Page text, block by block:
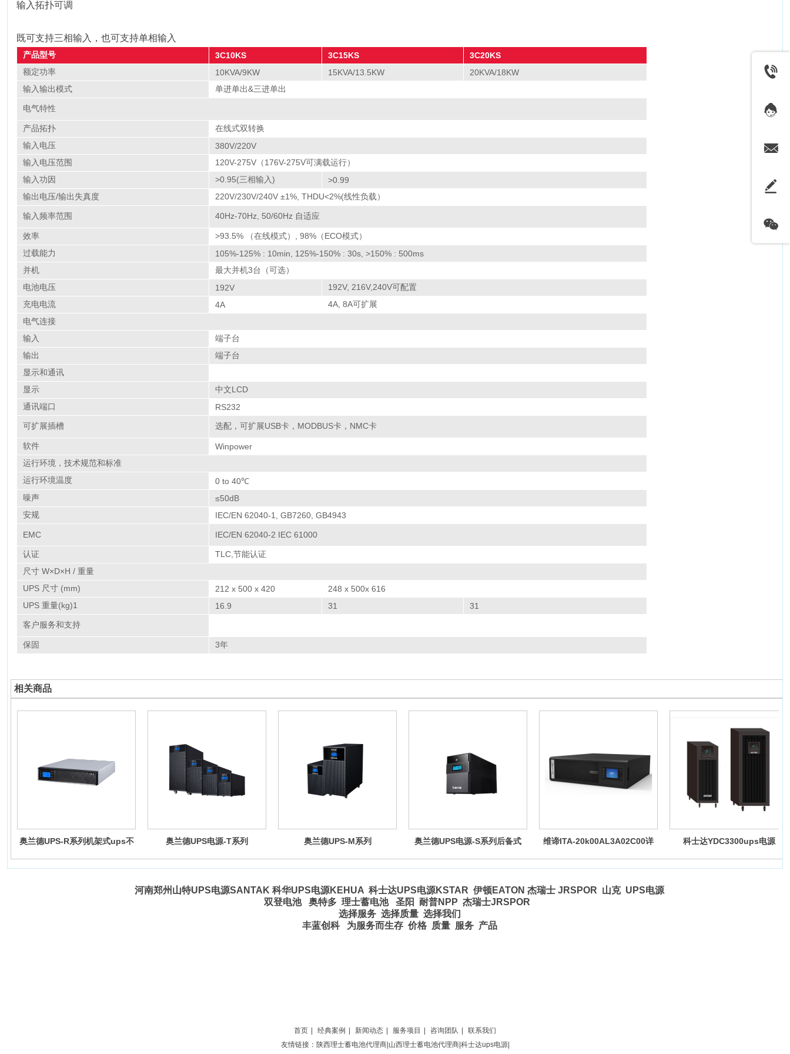
输入拓扑可调
既可支持三相输入，也可支持单相输入
产品型号 3C10KS 3C15KS
3C20KS
额定功率
10KVA/9KW 15KVA/13.5KW
20KVA/18KW
输入输出模式
单进单出&三进单出
电气特性
产品拓扑
在线式双转换
输入电压
380V/220V
输入电压范围
120V-275V（176V-275V可满载运行）
输入功因
>0.95(三相输入)
>0.99
输出电压/输出失真度
220V/230V/240V ±1%, THDU<2%(线性负载）
输入频率范围 40Hz-70Hz, 50/60Hz 自适应
效率
>93.5% （在线模式）, 98%（ECO模式）
过载能力
105%-125% : 10min, 125%-150% : 30s, >150% : 500ms
并机
最大并机3台（可选）
电池电压
192V
192V, 216V,240V可配置
充电电流
4A
4A, 8A可扩展
电气连接
输入
端子台
输出
端子台
显示和通讯
显示
中文LCD
通讯端口
RS232
可扩展插槽
选配，可扩展USB卡，MODBUS卡，NMC卡
软件
Winpower
运行环境，技术规范和标准
运行环境温度
0 to 40℃
噪声
≤50dB
安规
IEC/EN 62040-1, GB7260, GB4943
EMC IEC/EN 62040-2 IEC 61000
认证
TLC,节能认证
尺寸 W×D×H / 重量
UPS 尺寸 (mm)
212 x 500 x 420
248 x 500x 616
UPS 重量(kg)1
16.9 31
31
客户服务和支持
保固 3年
相关商品
奥兰德UPS-R系列机架式ups不
奥兰德UPS电源-T系列 奥兰德UPS-M系列 奥兰德UPS电源-S系列后备式
维谛ITA-20k00AL3A02C00详
科士达YDC3300ups电源
河南郑州山特UPS电源SANTAK 科华UPS电源KEHUA 科士达UPS电源KSTAR 伊顿EATON 杰瑞士 JRSPOR 山克 UPS电源
双登电池 奥特多 理士蓄电池 圣阳 耐普NPP 杰瑞士JRSPOR
选择服务 选择质量 选择我们
丰蓝创科 为服务而生存 价格 质量 服务 产品
首页 经典案例 新闻动态 服务项目 咨询团队
联系我们
友情链接： 陕西理士蓄电池代理商| 山西理士蓄电池代理商| 科士达ups电源|